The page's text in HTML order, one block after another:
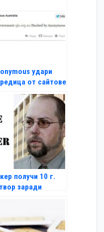
удари
от сайтове
получи 10 г.
заради